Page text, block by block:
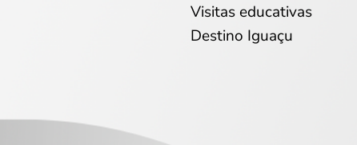
Visitas educativas
Destino Iguaçu